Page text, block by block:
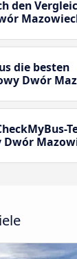
den
die besten
Dwór
Dwór